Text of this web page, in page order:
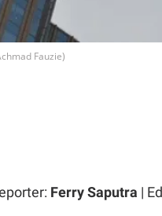
Fauzie)
Ferry Saputra |